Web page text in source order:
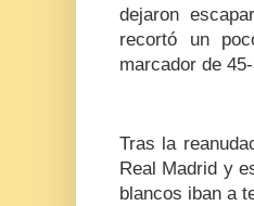
dejaron
recortó un
marcador de
Tras la
Real Madrid y
blancos iban a